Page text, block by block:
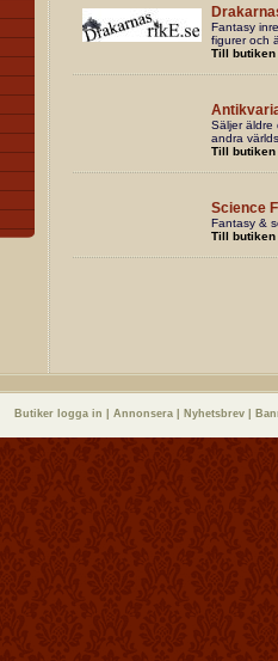
Fantasy
figurer och
Till butiken
Säljer äldre
andra
Till butiken
Science
Fantasy &
Till butiken
Butiker logga in Annonsera Nyhetsbrev